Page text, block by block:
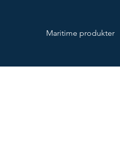
Maritime produkter